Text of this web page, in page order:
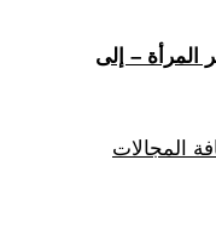
المرأة – إلى
المجالات